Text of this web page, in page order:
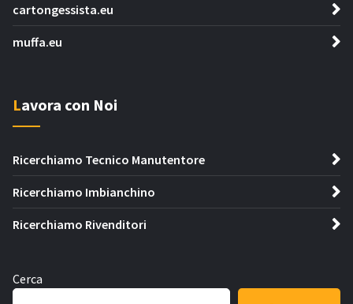
cartongessista.eu
muffa.eu
Lavora con Noi
Ricerchiamo Tecnico Manutentore
Ricerchiamo Imbianchino
Ricerchiamo Rivenditori
Cerca